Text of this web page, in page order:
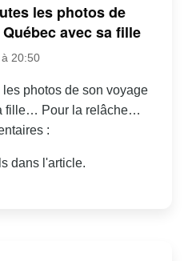
les photos de
avec sa fille
20:50
photos de son voyage
fille… Pour la relâche…
:
dans l'article.